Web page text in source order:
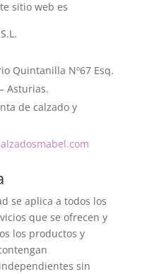
sitio web es
Quintanilla Nº67 Esq.
Asturias.
de calzado y
se aplica a todos los
que se ofrecen y
los productos y
sin